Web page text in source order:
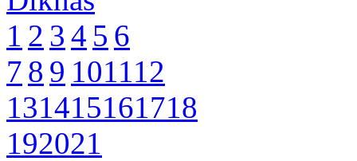
1 2 3 4 5 6
7 8 9 101112
131415161718
192021